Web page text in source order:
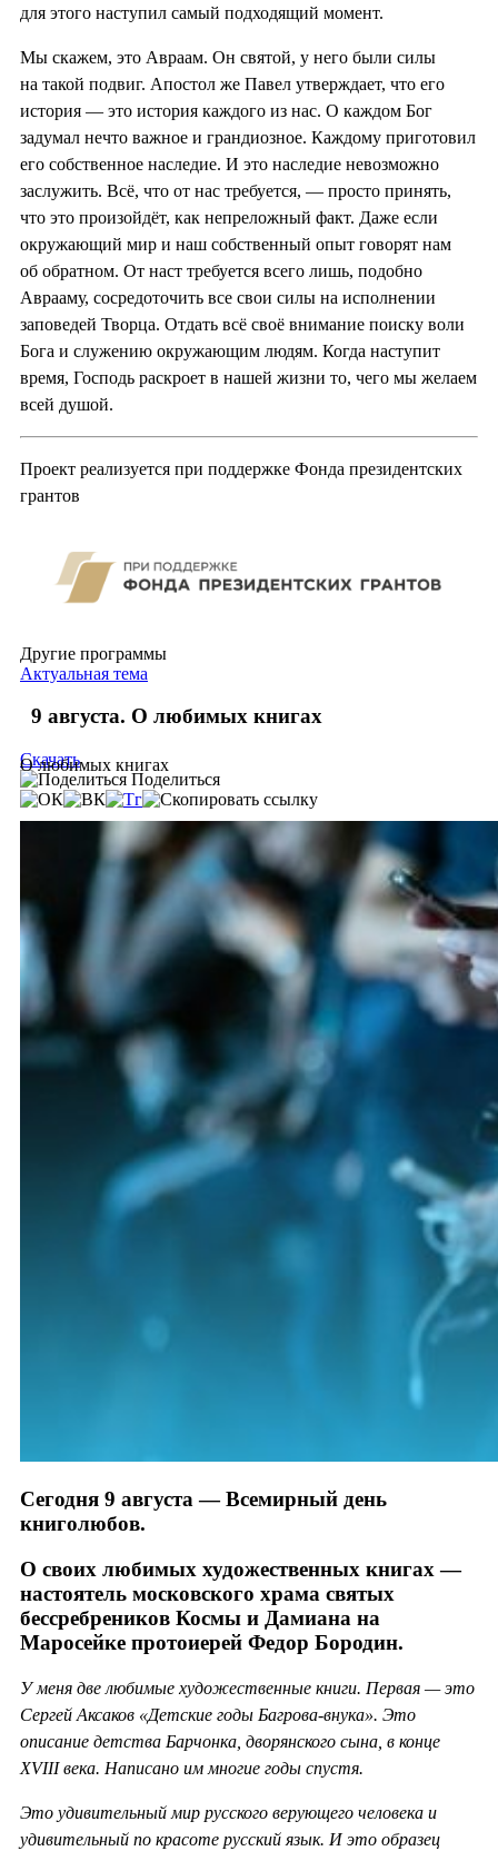
для этого наступил самый подходящий момент.
Мы скажем, это Авраам. Он святой, у него были силы
на такой подвиг. Апостол же Павел утверждает, что его
история — это история каждого из нас. О каждом Бог
задумал нечто важное и грандиозное. Каждому приготовил
его собственное наследие. И это наследие невозможно
заслужить. Всё, что от нас требуется, — просто принять,
что это произойдёт, как непреложный факт. Даже если
окружающий мир и наш собственный опыт говорят нам
об обратном. От наст требуется всего лишь, подобно
Аврааму, сосредоточить все свои силы на исполнении
заповедей Творца. Отдать всё своё внимание поиску воли
Бога и служению окружающим людям. Когда наступит
время, Господь раскроет в нашей жизни то, чего мы желаем
всей душой.
Проект реализуется при поддержке Фонда президентских
грантов
Другие программы
Актуальная тема
9 августа. О любимых книгах
О любимых книгах
Скачать
Поделиться
Сегодня 9 августа — Всемирный день
книголюбов.
О своих любимых художественных книгах —
настоятель московского храма святых
бессребреников Космы и Дамиана на
Маросейке протоиерей Федор Бородин.
У меня две любимые художественные книги. Первая — это
Сергей Аксаков «Детские годы Багрова-внука». Это
описание детства Барчонка, дворянского сына, в конце
XVIII века. Написано им многие годы спустя.
Это удивительный мир русского верующего человека и
удивительный по красоте русский язык. И это образец